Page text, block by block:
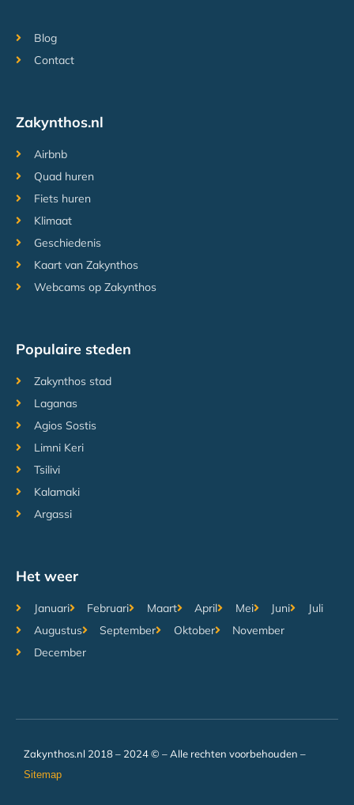
Blog
Contact
Zakynthos.nl
Airbnb
Quad huren
Fiets huren
Klimaat
Geschiedenis
Kaart van Zakynthos
Webcams op Zakynthos
Populaire steden
Zakynthos stad
Laganas
Agios Sostis
Limni Keri
Tsilivi
Kalamaki
Argassi
Het weer
Januari Februari Maart April Mei Juni
Juli
Augustus
September Oktober
November
December
Zakynthos.nl 2018 – 2024 © – Alle rechten voorbehouden –
Sitemap